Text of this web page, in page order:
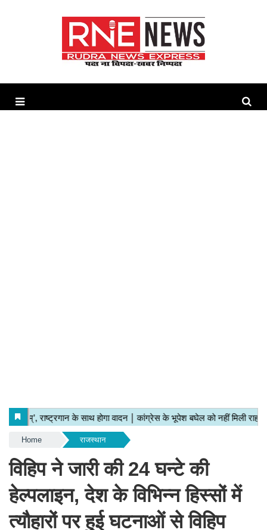
Home राजस्थान
विहिप ने जारी की 24 घन्टे की
हेल्पलाइन, देश के विभिन्न हिस्सों में
त्यौहारों पर हुई घटनाओं से विहिप